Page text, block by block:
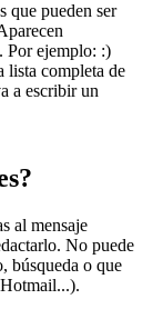
que pueden ser
Por ejemplo: :)
completa de
a escribir un
al mensaje
No puede
búsqueda o que